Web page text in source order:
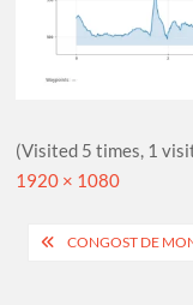
(Visited 5 times, 1
Full
1920 × 1080
Navegació
CONGOST DE